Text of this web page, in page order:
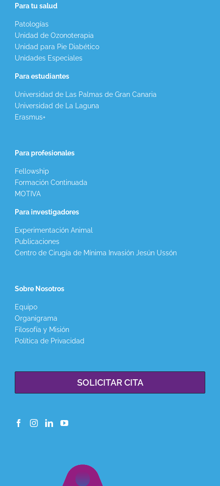
Para tu salud
Patologías
Unidad de Ozonoterapia
Unidad para Pie Diabético
Unidades Especiales
Para estudiantes
Universidad de Las Palmas de Gran Canaria
Universidad de La Laguna
Erasmus+
Para profesionales
Fellowship
Formación Continuada
MOTIVA
Para investigadores
Experimentación Animal
Publicaciones
Centro de Cirugía de Mínima Invasión Jesún Ussón
Sobre Nosotros
Equipo
Organigrama
Filosofía y Misión
Política de Privacidad
SOLICITAR CITA